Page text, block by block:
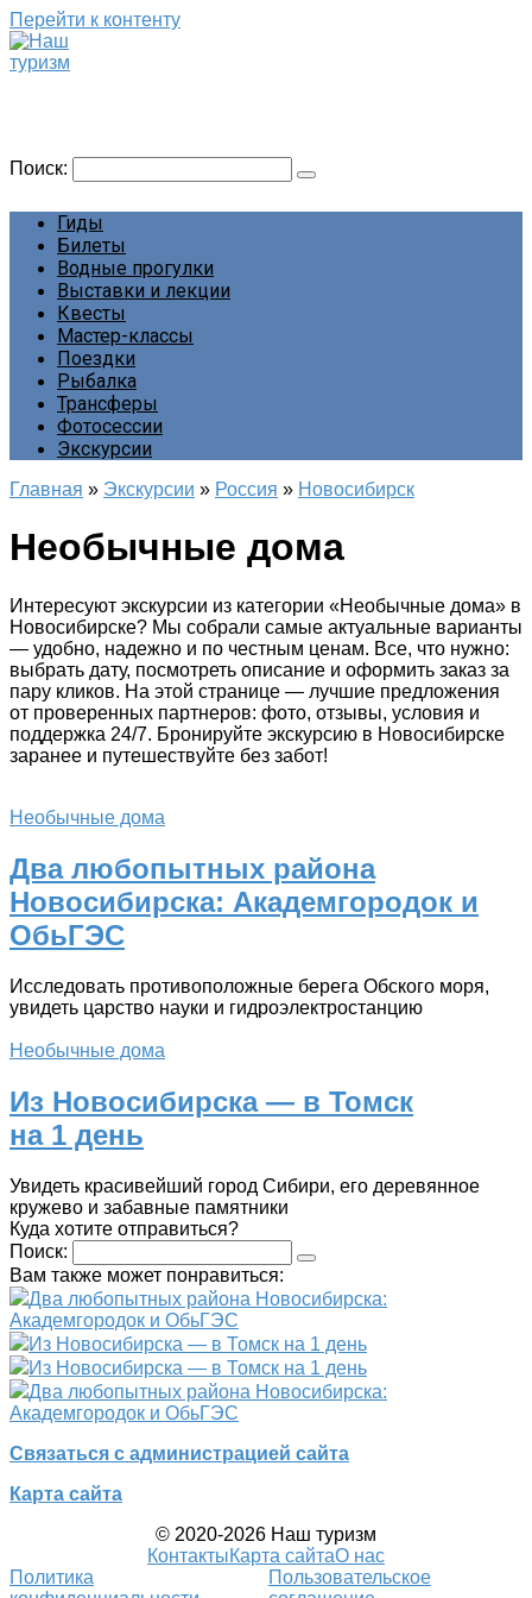
Перейти к контенту
Поиск:
Гиды
Билеты
Водные прогулки
Выставки и лекции
Квесты
Мастер-классы
Поездки
Рыбалка
Трансферы
Фотосессии
Экскурсии
Главная » Экскурсии » Россия » Новосибирск
Необычные дома
Интересуют экскурсии из категории «Необычные дома» в
Новосибирске? Мы собрали самые актуальные варианты
— удобно, надежно и по честным ценам. Все, что нужно:
выбрать дату, посмотреть описание и оформить заказ за
пару кликов. На этой странице — лучшие предложения
от проверенных партнеров: фото, отзывы, условия и
поддержка 24/7. Бронируйте экскурсию в Новосибирске
заранее и путешествуйте без забот!
Необычные дома
Два любопытных района
Новосибирска: Академгородок и
ОбьГЭС
Исследовать противоположные берега Обского моря,
увидеть царство науки и гидроэлектростанцию
Необычные дома
Из Новосибирска — в Томск
на 1 день
Увидеть красивейший город Сибири, его деревянное
кружево и забавные памятники
Куда хотите отправиться?
Поиск:
Вам также может понравиться:
Два любопытных района Новосибирска:
Академгородок и ОбьГЭС
Из Новосибирска — в Томск на 1 день
Из Новосибирска — в Томск на 1 день
Два любопытных района Новосибирска:
Академгородок и ОбьГЭС
Связаться с администрацией сайта
Карта сайта
© 2020-2026 Наш туризм
КонтактыКарта сайтаО нас
Политика
Пользовательское